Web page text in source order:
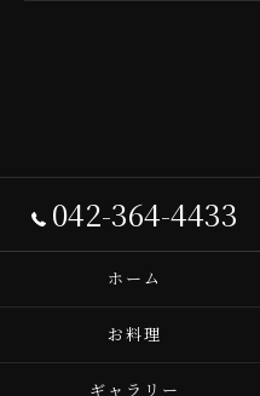
042-364-4433
ホーム
お料理
ギャラリー